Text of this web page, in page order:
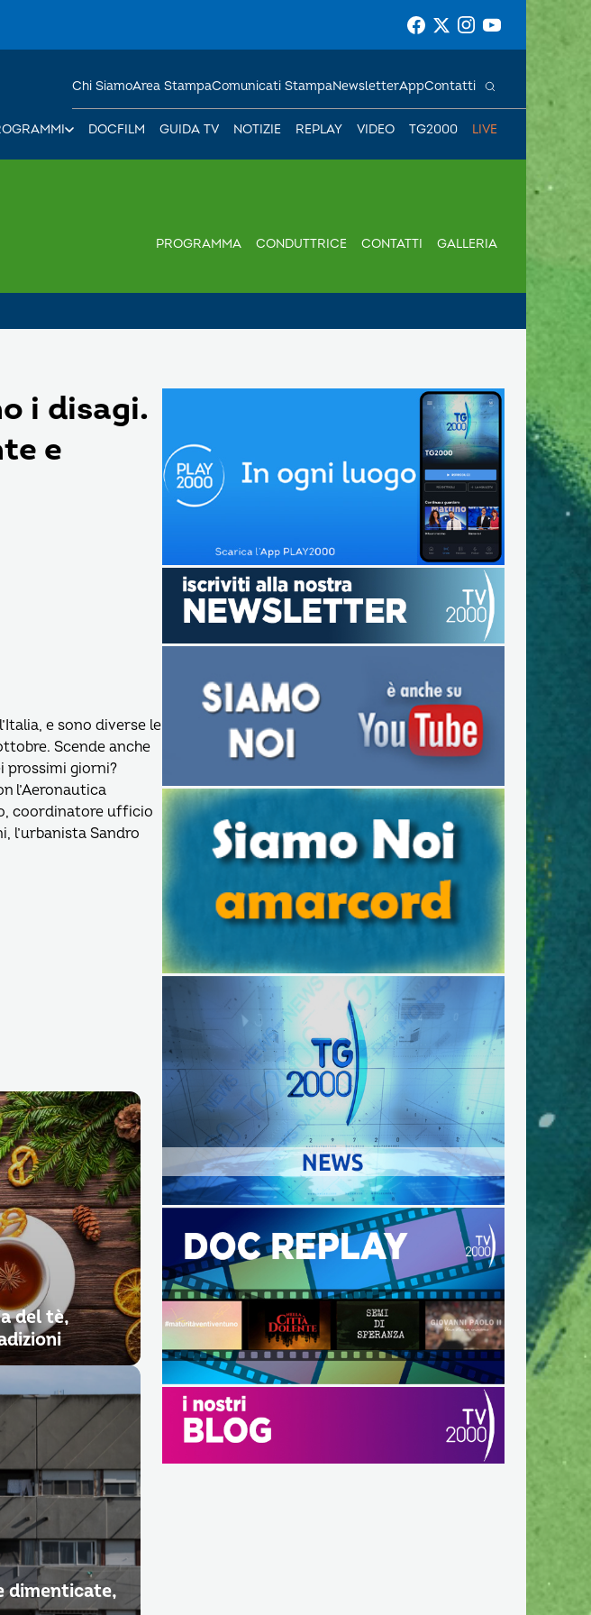
DOCFILM GUIDA TV NOTIZIE REPLAY VIDEO TG2000 LIVE
Chi SiamoArea StampaComunicati StampaNewsletterAppContatti
PROGRAMMA CONDUTTRICE CONTATTI GALLERIA
i disagi.
e
e sono diverse le
Scende anche
prossimi giorni?
l’Aeronautica
coordinatore ufficio
l’urbanista Sandro
del tè,
dimenticate,